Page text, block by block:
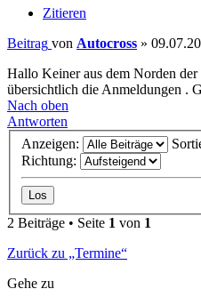
Zitieren
Beitrag von Autocross »
Hallo Keiner aus dem Norden
übersichtlich die Anmeldungen .
Nach oben
Antworten
Anzeigen:
Richtung:
2 Beiträge • Seite 1 von 1
Zurück zu „Termine“
Gehe zu